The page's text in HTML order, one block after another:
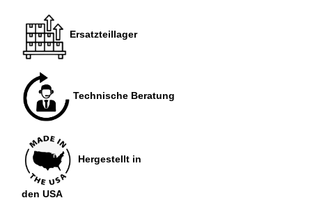
Ersatzteillager
Technische Beratung
Hergestellt in
den USA